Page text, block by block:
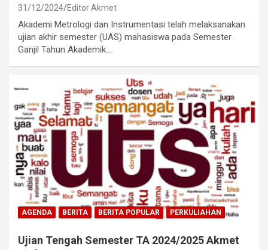
31/12/2024 Editor Akmet
Akademi Metrologi dan Instrumentasi telah melaksanakan
ujian akhir semester (UAS) mahasiswa pada Semester
Ganjil Tahun Akademik…
AGENDA BERITA BERITA POPULAR PERKULIAHAN
Ujian Tengah Semester TA 2024/2025 Akmet